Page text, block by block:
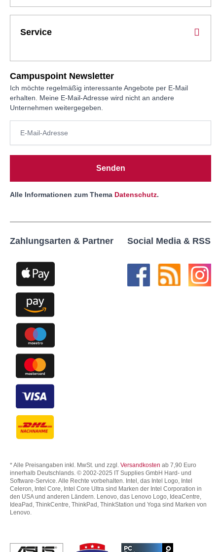
Service
Campuspoint Newsletter
Ich möchte regelmäßig interessante Angebote per E-Mail
erhalten. Meine E-Mail-Adresse wird nicht an andere
Unternehmen weitergegeben.
Senden
Alle Informationen zum Thema Datenschutz.
Zahlungsarten & Partner Social Media & RSS
* Alle Preisangaben inkl. MwSt. und zzgl. Versandkosten ab 7,90 Euro
innerhalb Deutschlands. © 2002-2025 IT Supplies GmbH Hard- und
Software-Service. Alle Rechte vorbehalten. Intel, das Intel Logo, Intel
Celeron, Intel Core, Intel Core Ultra sind Marken der Intel Corporation in
den USA und anderen Ländern. Lenovo, das Lenovo Logo, IdeaCentre,
IdeaPad, ThinkCentre, ThinkPad, ThinkStation und Yoga sind Marken von
Lenovo.